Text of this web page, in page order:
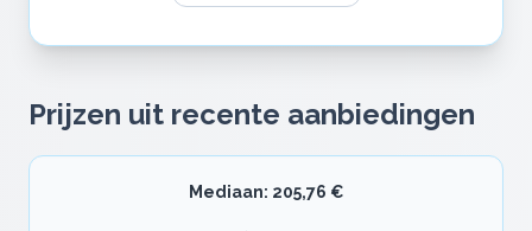
Prijzen uit recente aanbiedingen
Mediaan: 205,76 €